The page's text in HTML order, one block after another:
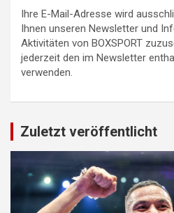
Ihre E-Mail-Adresse wird
Ihnen unseren Newsletter und
Aktivitäten von BOXSPORT
jederzeit den im Newsletter
verwenden.
Zuletzt veröffentlicht